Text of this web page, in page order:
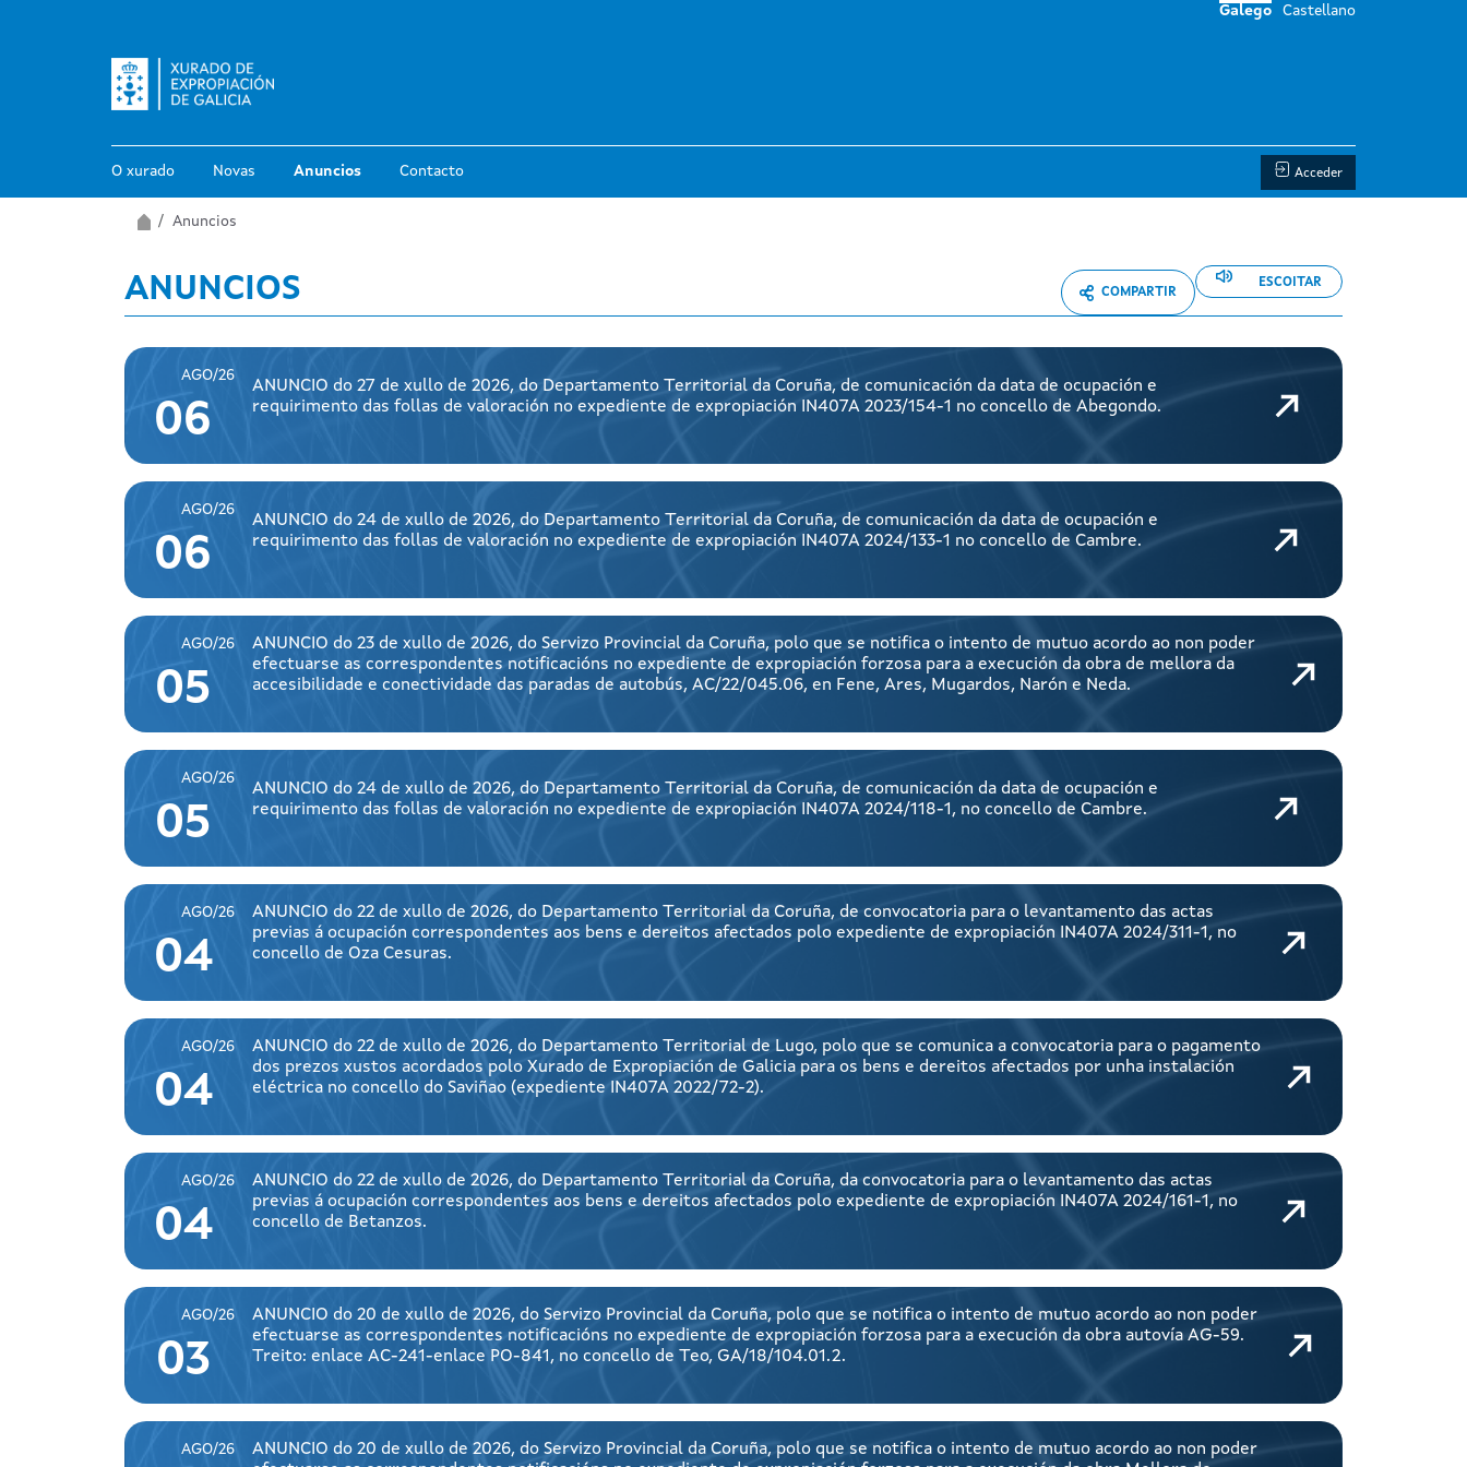
Galego Castellano
O xurado Novas Anuncios Contacto Acceder
Miga de pan
Inicio Anuncios
ANUNCIOS COMPARTIR
ESCOITAR
AGO/26
06
ANUNCIO do 27 de xullo de 2026, do Departamento Territorial da Coruña, de comunicación da data de ocupación e
requirimento das follas de valoración no expediente de expropiación IN407A 2023/154-1 no concello de Abegondo.
AGO/26
06
ANUNCIO do 24 de xullo de 2026, do Departamento Territorial da Coruña, de comunicación da data de ocupación e
requirimento das follas de valoración no expediente de expropiación IN407A 2024/133-1 no concello de Cambre.
AGO/26
05
ANUNCIO do 23 de xullo de 2026, do Servizo Provincial da Coruña, polo que se notifica o intento de mutuo acordo ao non poder
efectuarse as correspondentes notificacións no expediente de expropiación forzosa para a execución da obra de mellora da
accesibilidade e conectividade das paradas de autobús, AC/22/045.06, en Fene, Ares, Mugardos, Narón e Neda.
AGO/26
05
ANUNCIO do 24 de xullo de 2026, do Departamento Territorial da Coruña, de comunicación da data de ocupación e
requirimento das follas de valoración no expediente de expropiación IN407A 2024/118-1, no concello de Cambre.
AGO/26
04
ANUNCIO do 22 de xullo de 2026, do Departamento Territorial da Coruña, de convocatoria para o levantamento das actas
previas á ocupación correspondentes aos bens e dereitos afectados polo expediente de expropiación IN407A 2024/311-1, no
concello de Oza Cesuras.
AGO/26
04
ANUNCIO do 22 de xullo de 2026, do Departamento Territorial de Lugo, polo que se comunica a convocatoria para o pagamento
dos prezos xustos acordados polo Xurado de Expropiación de Galicia para os bens e dereitos afectados por unha instalación
eléctrica no concello do Saviñao (expediente IN407A 2022/72-2).
AGO/26
04
ANUNCIO do 22 de xullo de 2026, do Departamento Territorial da Coruña, da convocatoria para o levantamento das actas
previas á ocupación correspondentes aos bens e dereitos afectados polo expediente de expropiación IN407A 2024/161-1, no
concello de Betanzos.
AGO/26
03
ANUNCIO do 20 de xullo de 2026, do Servizo Provincial da Coruña, polo que se notifica o intento de mutuo acordo ao non poder
efectuarse as correspondentes notificacións no expediente de expropiación forzosa para a execución da obra autovía AG-59.
Treito: enlace AC-241-enlace PO-841, no concello de Teo, GA/18/104.01.2.
AGO/26
ANUNCIO do 20 de xullo de 2026, do Servizo Provincial da Coruña, polo que se notifica o intento de mutuo acordo ao non poder